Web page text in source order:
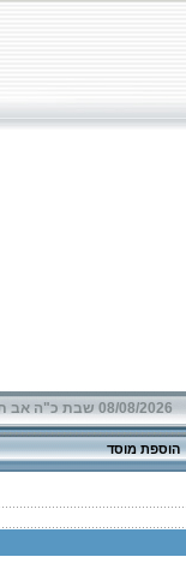
08/08/2026 שבת כ"ה אב תשפ"ו
הוספת מוסד